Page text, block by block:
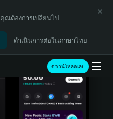
คุณต้องการเปลี่ยนไป
ดำเนินการต่อในภาษาไทย
ดาวน์โหลดเลย